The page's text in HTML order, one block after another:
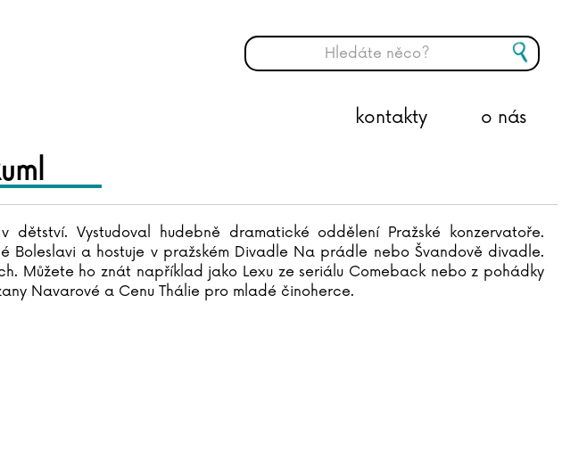
o nás
kontakty
Vystudoval hudebně dramatické oddělení Pražské konzervatoře.
Boleslavi a hostuje v pražském Divadle Na prádle nebo Švandově divadle.
Můžete ho znát například jako Lexu ze seriálu Comeback nebo z pohádky
Navarové a Cenu Thálie pro mladé činoherce.